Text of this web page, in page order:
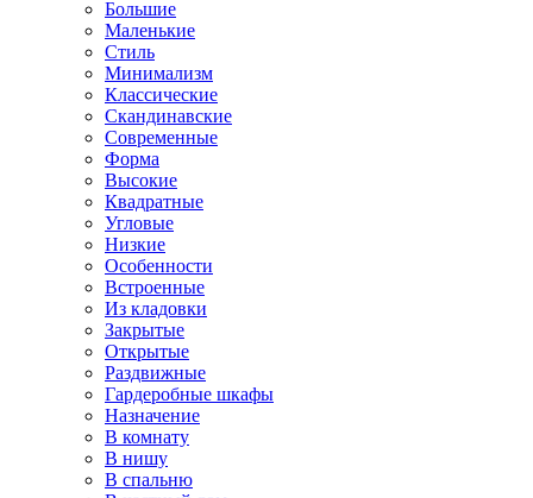
Большие
Маленькие
Стиль
Минимализм
Классические
Скандинавские
Современные
Форма
Высокие
Квадратные
Угловые
Низкие
Особенности
Встроенные
Из кладовки
Закрытые
Открытые
Раздвижные
Гардеробные шкафы
Назначение
В комнату
В нишу
В спальню